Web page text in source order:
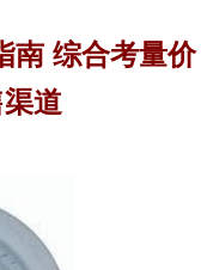
南 综合考量价
道